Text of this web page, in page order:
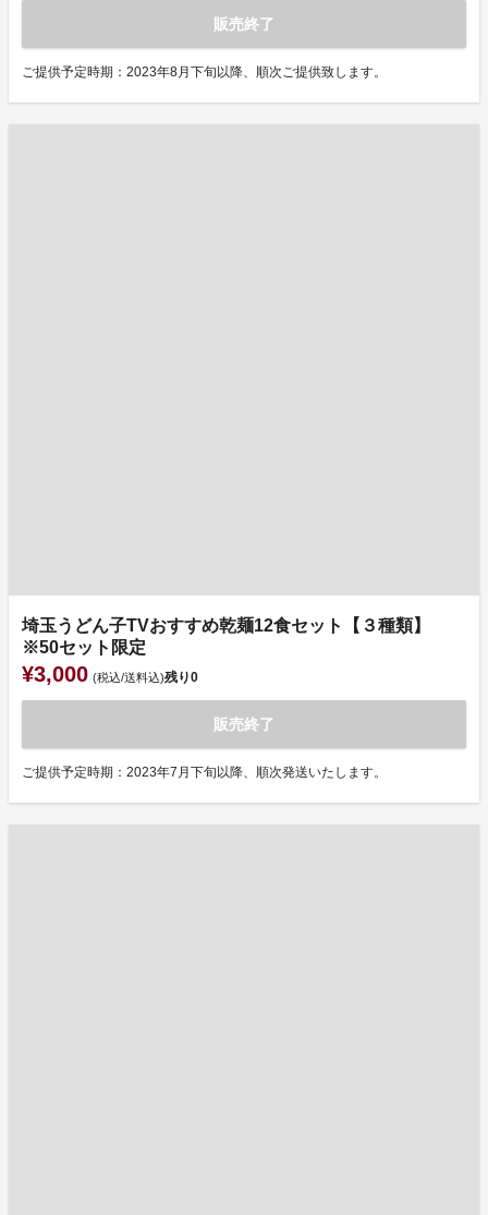
販売終了
ご提供予定時期：2023年8月下旬以降、順次ご提供致します。
埼玉うどん子TVおすすめ乾麺12食セット【３種類】
※50セット限定
¥3,000 (税込/送料込)残り0
販売終了
ご提供予定時期：2023年7月下旬以降、順次発送いたします。